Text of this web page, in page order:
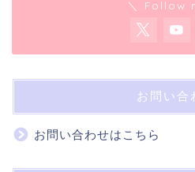
＼ Follow
お問い合
お問い合わせはこちら